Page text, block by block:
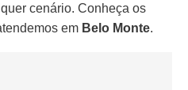
cenário. Conheça os
em Belo Monte.